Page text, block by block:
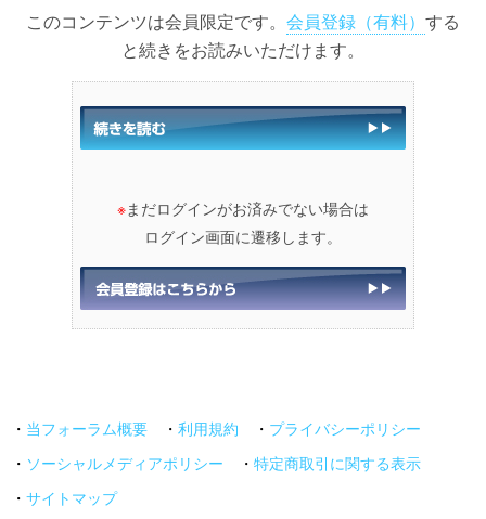
このコンテンツは会員限定です。 会員登録（有料） する
と続きをお読みいただけます。
※まだログインがお済みでない場合は
ログイン画面に遷移します。
・ 当フォーラム概要 ・ 利用規約 ・ プライバシーポリシー
・ ソーシャルメディアポリシー ・ 特定商取引に関する表示
・ サイトマップ